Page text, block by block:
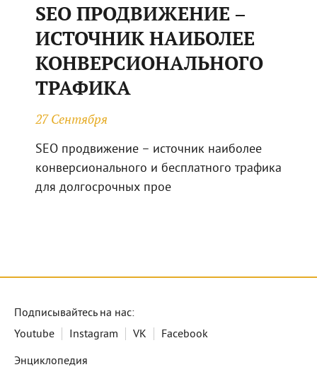
SEO ПРОДВИЖЕНИЕ –
ИСТОЧНИК НАИБОЛЕЕ
КОНВЕРСИОНАЛЬНОГО
ТРАФИКА
27 Сентября
SEO продвижение – источник наиболее
конверсионального и бесплатного трафика
для долгосрочных прое
Подписывайтесь на нас:
Youtube
Instagram VK
Facebook
Энциклопедия